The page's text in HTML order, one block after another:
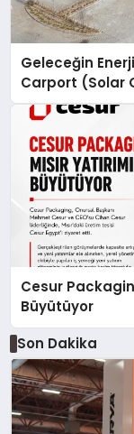
Geleceğin
Carport (Solar
Cesur
Büyütüyor
Son Dakika